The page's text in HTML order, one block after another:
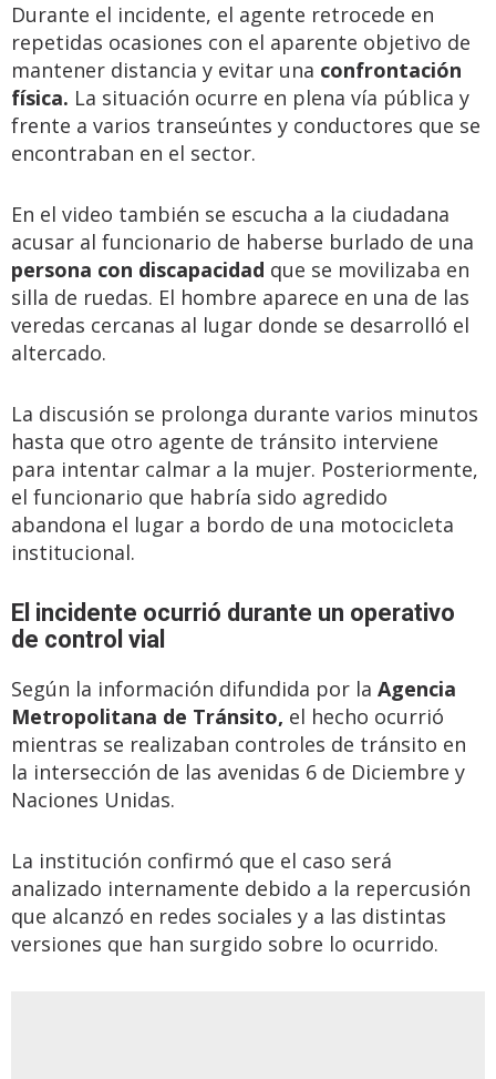
Durante el incidente, el agente retrocede en
repetidas ocasiones con el aparente objetivo de
mantener distancia y evitar una confrontación
física. La situación ocurre en plena vía pública y
frente a varios transeúntes y conductores que se
encontraban en el sector.
En el video también se escucha a la ciudadana
acusar al funcionario de haberse burlado de una
persona con discapacidad que se movilizaba en
silla de ruedas. El hombre aparece en una de las
veredas cercanas al lugar donde se desarrolló el
altercado.
La discusión se prolonga durante varios minutos
hasta que otro agente de tránsito interviene
para intentar calmar a la mujer. Posteriormente,
el funcionario que habría sido agredido
abandona el lugar a bordo de una motocicleta
institucional.
El incidente ocurrió durante un operativo
de control vial
Según la información difundida por la Agencia
Metropolitana de Tránsito, el hecho ocurrió
mientras se realizaban controles de tránsito en
la intersección de las avenidas 6 de Diciembre y
Naciones Unidas.
La institución confirmó que el caso será
analizado internamente debido a la repercusión
que alcanzó en redes sociales y a las distintas
versiones que han surgido sobre lo ocurrido.